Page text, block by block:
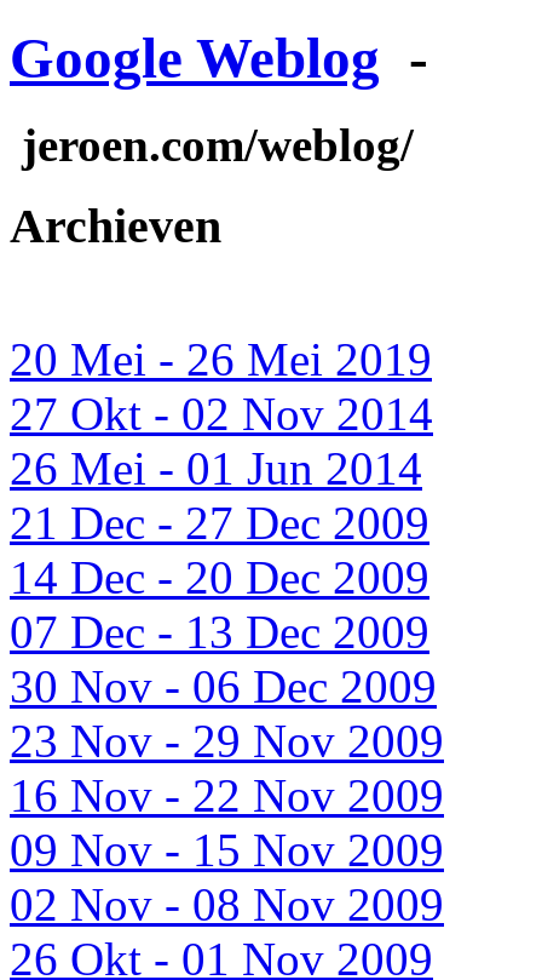
Google Weblog -
jeroen.com/weblog/
Archieven
20 Mei - 26 Mei 2019
27 Okt - 02 Nov 2014
26 Mei - 01 Jun 2014
21 Dec - 27 Dec 2009
14 Dec - 20 Dec 2009
07 Dec - 13 Dec 2009
30 Nov - 06 Dec 2009
23 Nov - 29 Nov 2009
16 Nov - 22 Nov 2009
09 Nov - 15 Nov 2009
02 Nov - 08 Nov 2009
26 Okt - 01 Nov 2009